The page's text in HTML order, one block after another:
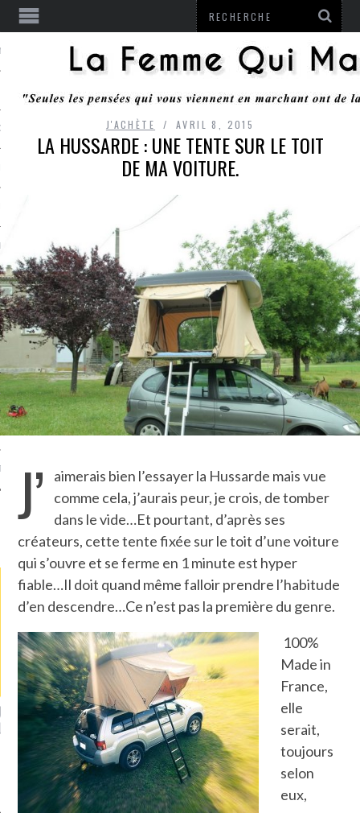
RESTER
MONROZIER
ARCACHON
LA PHOTO
ATTACHÉS À LA
DE L’AMBASSADE
À PARIS. POURQUOI
? POUR QUI ?
UN GRONDIN FOURRÉ AUX
CHAMPIGNONS ET AUX
LARDONS DANS LA HALLE
DE DAX. ET POURQUOI PAS
?
J'ACHÈTE AVRIL 8, 2015
LA HUSSARDE : UNE TENTE SUR LE TOIT
DE MA VOITURE.
J’
aimerais bien l’essayer la Hussarde mais vue
comme cela, j’aurais peur, je crois, de tomber
dans le vide…Et pourtant, d’après ses
créateurs, cette tente fixée sur le toit d’une voiture
qui s’ouvre et se ferme en 1 minute est hyper
fiable…Il doit quand même falloir prendre l’habitude
d’en descendre…Ce n’est pas la première du genre.
100%
Made in
France,
elle
serait,
toujours
selon
eux,